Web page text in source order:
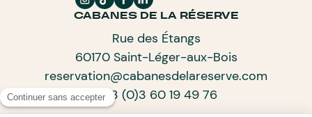
CABANES DE LA RÉSERVE
Rue des Étangs
60170 Saint-Léger-aux-Bois
reservation@cabanesdelareserve.com
+33 (0)3 60 19 49 76